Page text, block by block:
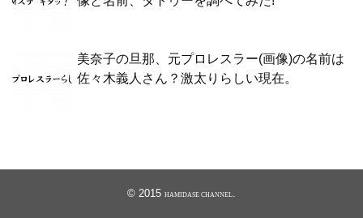
美奈子の旦那、元プロレスラー(画像)の名前は
佐々木義人さん？激太りらしい現在。
© 2015 HAMIDASE CHANNEL